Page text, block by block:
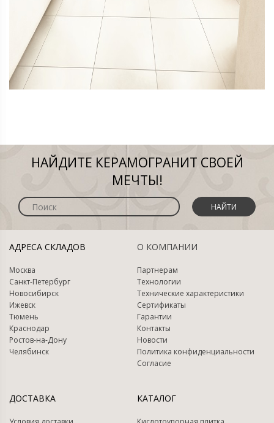
НАЙДИТЕ КЕРАМОГРАНИТ СВОЕЙ
МЕЧТЫ!
НАЙТИ
АДРЕСА СКЛАДОВ
Москва
Санкт-Петербург
Новосибирск
Ижевск
Тюмень
Краснодар
Ростов-на-Дону
Челябинск
О КОМПАНИИ
Партнерам
Технологии
Технические характеристики
Сертификаты
Гарантии
Контакты
Новости
Политика конфиденциальности
Согласие
ДОСТАВКА КАТАЛОГ